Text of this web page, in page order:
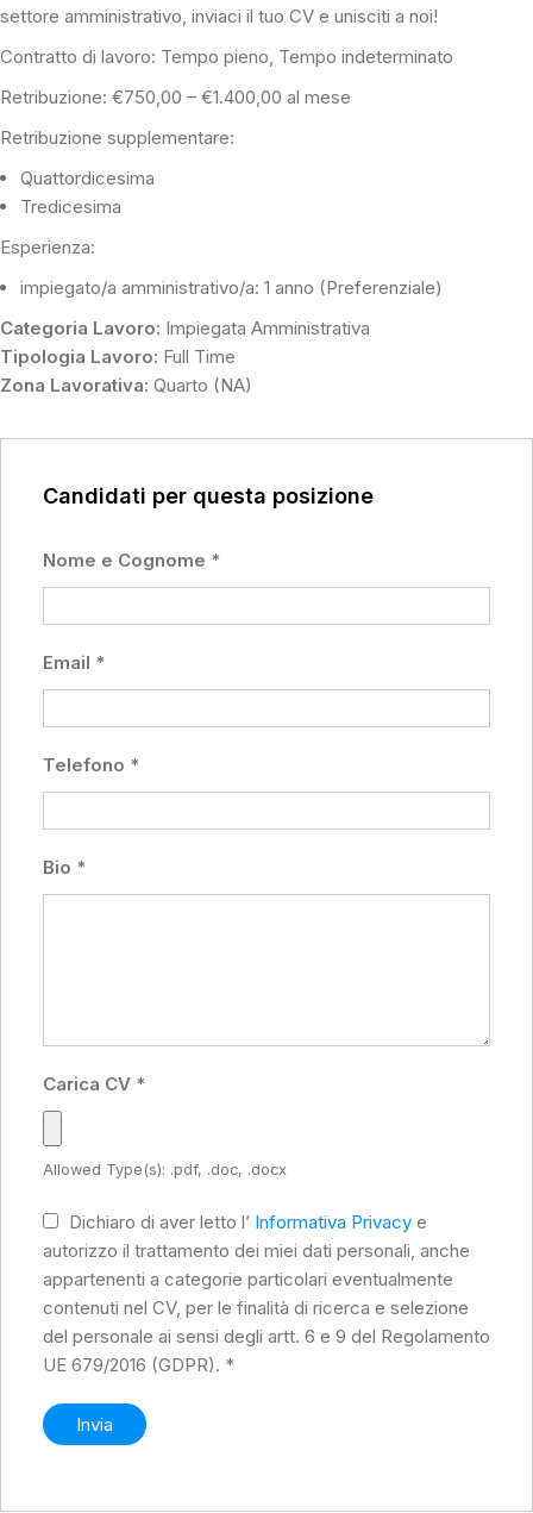
settore amministrativo, inviaci il tuo CV e unisciti a noi!
Contratto di lavoro: Tempo pieno, Tempo indeterminato
Retribuzione: €750,00 – €1.400,00 al mese
Retribuzione supplementare:
Quattordicesima
Tredicesima
Esperienza:
impiegato/a amministrativo/a: 1 anno (Preferenziale)
Categoria Lavoro: Impiegata Amministrativa
Tipologia Lavoro: Full Time
Zona Lavorativa: Quarto (NA)
Candidati per questa posizione
Nome e Cognome *
Email *
Telefono *
Bio *
Carica CV *
Allowed Type(s): .pdf, .doc, .docx
Dichiaro di aver letto l’ Informativa Privacy e
autorizzo il trattamento dei miei dati personali, anche
appartenenti a categorie particolari eventualmente
contenuti nel CV, per le finalità di ricerca e selezione
del personale ai sensi degli artt. 6 e 9 del Regolamento
UE 679/2016 (GDPR). *